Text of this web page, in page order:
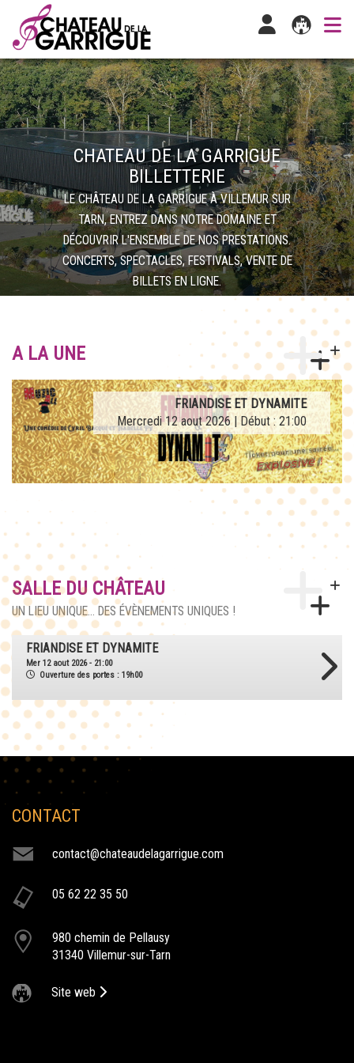
CHATEAU DE LA GARRIGUE
BILLETTERIE
LE CHÂTEAU DE LA GARRIGUE À VILLEMUR SUR
TARN, ENTREZ DANS NOTRE DOMAINE ET
DÉCOUVRIR L'ENSEMBLE DE NOS PRESTATIONS.
CONCERTS, SPECTACLES, FESTIVALS, VENTE DE
BILLETS EN LIGNE.
A LA UNE
FRIANDISE ET DYNAMITE
Mercredi 12 aout 2026 | Début : 21:00
AFTERWORK TRIBUTE LA FRENCH TEUF
Jeudi 27 aout 2026 | Début : 21:00
SALLE DU CHÂTEAU
UN LIEU UNIQUE... DES ÉVÈNEMENTS UNIQUES !
AFTERWORK TRIBUTE LA FRENCH TEUF
Jeu 27 aout 2026 - 21:00
Ouverture des portes : 18h30
aller au cirque
Après le succès de l’an passé, nous vous invitons à découvrir la
restaurant gastronomique
Le Château de la Garrigue vous propose un menu gastronomique
spectacle de cabaret
CONTACT
contact@chateaudelagarrigue.com
05 62 22 35 50
980 chemin de Pellausy
31340 Villemur-sur-Tarn
Site web